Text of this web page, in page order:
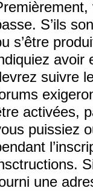
S’ils
s’être
avoir
suivre
activées,
puissiez
une